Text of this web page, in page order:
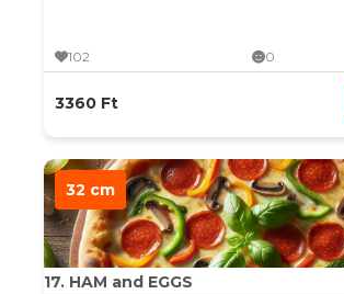
102 0
3360 Ft
32 cm
17. HAM and EGGS